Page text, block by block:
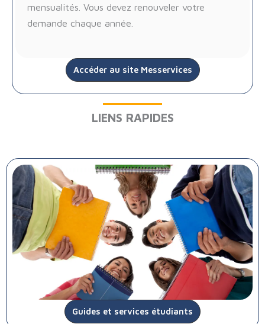
mensualités. Vous devez renouveler votre
demande chaque année.
Accéder au site Messervices
LIENS RAPIDES
Guides et services étudiants